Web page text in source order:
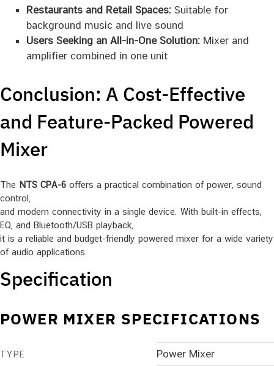
Restaurants and Retail Spaces:Suitable for
background music and live sound
Users Seeking an All-in-One Solution:Mixer and
amplifier combined in one unit
Conclusion: A Cost-Effective
and Feature-Packed Powered
Mixer
The NTS CPA-6 offers a practical combination of power, sound
control,
and modern connectivity in a single device. With built-in effects,
EQ, and Bluetooth/USB playback,
it is a reliable and budget-friendly powered mixer for a wide variety
of audio applications.
Specification
POWER MIXER SPECIFICATIONS
TYPE Power Mixer